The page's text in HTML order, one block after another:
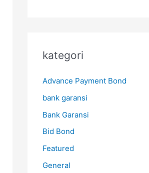
kategori
Advance Payment Bond
bank garansi
Bank Garansi
Bid Bond
Featured
General